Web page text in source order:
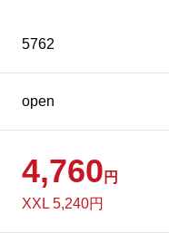
5762
open
4,760 円
XXL 5,240円